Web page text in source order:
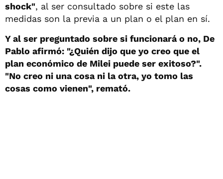
shock", al ser consultado sobre si este las
medidas son la previa a un plan o el plan en sí.
Y al ser preguntado sobre si funcionará o no, De
Pablo afirmó: "¿Quién dijo que yo creo que el
plan económico de Milei puede ser exitoso?".
"No creo ni una cosa ni la otra, yo tomo las
cosas como vienen", remató.